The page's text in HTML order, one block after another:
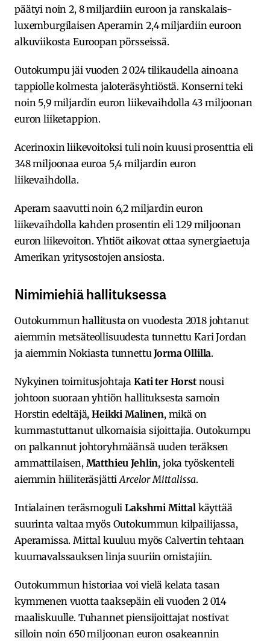
päätyi noin 2, 8 miljardiin euroon ja ranskalais-
luxemburgilaisen Aperamin 2,4 miljardiin euroon
alkuviikosta Euroopan pörsseissä.
Outokumpu jäi vuoden 2 024 tilikaudella ainoana
tappiolle kolmesta jaloteräsyhtiöstä. Konserni teki
noin 5,9 miljardin euron liikevaihdolla 43 miljoonan
euron liiketappion.
Acerinoxin liikevoitoksi tuli noin kuusi prosenttia eli
348 miljoonaa euroa 5,4 miljardin euron
liikevaihdolla.
Aperam saavutti noin 6,2 miljardin euron
liikevaihdolla kahden prosentin eli 129 miljoonan
euron liikevoiton. Yhtiöt aikovat ottaa synergiaetuja
Amerikan yritysostojen ansiosta.
Nimimiehiä hallituksessa
Outokummun hallitusta on vuodesta 2018 johtanut
aiemmin metsäteollisuudesta tunnettu Kari Jordan
ja aiemmin Nokiasta tunnettuJorma Ollilla.
Nykyinen toimitusjohtaja Kati ter Horstnousi
johtoon suoraan yhtiön hallituksesta samoin
Horstin edeltäjä,Heikki Malinen, mikä on
kummastuttanut ulkomaisia sijoittajia. Outokumpu
on palkannut johtoryhmäänsä uuden teräksen
ammattilaisen, Matthieu Jehlin, joka työskenteli
aiemmin hiiliteräsjättiArcelor Mittalissa.
Intialainen teräsmoguliLakshmi Mittalkäyttää
suurinta valtaa myös Outokummun kilpailijassa,
Aperamissa. Mittal kuuluu myös Calvertin tehtaan
kuumavalssauksen linja suuriin omistajiin.
Outokummun historiaa voi vielä kelata tasan
kymmenen vuotta taaksepäin eli vuoden 2 014
maaliskuulle. Tuhannet piensijoittajat nostivat
silloin noin 650 miljoonan euron osakeannin